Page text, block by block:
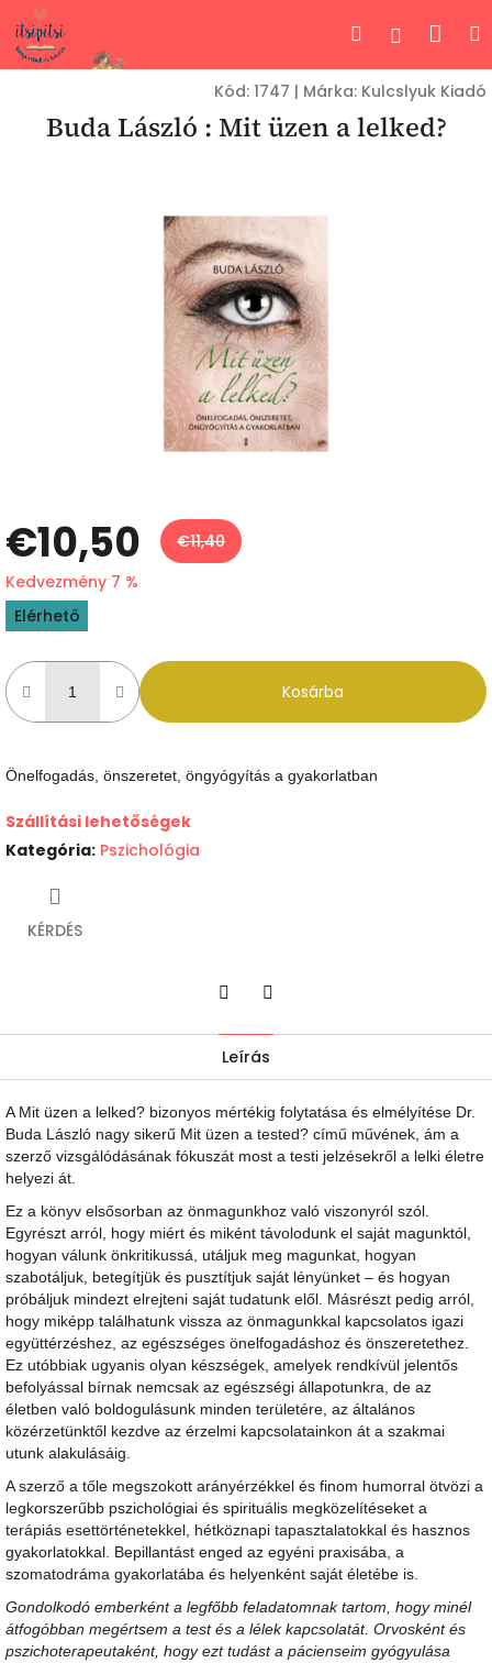
Ugrás
fő
tartalomhoz
Keresés
Kód: 1747 | Márka: Kulcslyuk Kiadó
Buda László : Mit üzen a lelked?
€10,50
€11,40
Kedvezmény 7 %
Egységár:
Elérhető
Kosárba
Önelfogadás, önszeretet, öngyógyítás a gyakorlatban
Szállítási lehetőségek
Kategória: Pszichológia
KÉRDÉS
Leírás
A Mit üzen a lelked? bizonyos mértékig folytatása és elmélyítése Dr.
Buda László nagy sikerű Mit üzen a tested? című művének, ám a
szerző vizsgálódásának fókuszát most a testi jelzésekről a lelki életre
helyezi át.
Ez a könyv elsősorban az önmagunkhoz való viszonyról szól.
Egyrészt arról, hogy miért és miként távolodunk el saját magunktól,
hogyan válunk önkritikussá, utáljuk meg magunkat, hogyan
szabotáljuk, betegítjük és pusztítjuk saját lényünket – és hogyan
próbáljuk mindezt elrejteni saját tudatunk elől. Másrészt pedig arról,
hogy miképp találhatunk vissza az önmagunkkal kapcsolatos igazi
együttérzéshez, az egészséges önelfogadáshoz és önszeretethez.
Ez utóbbiak ugyanis olyan készségek, amelyek rendkívül jelentős
befolyással bírnak nemcsak az egészségi állapotunkra, de az
életben való boldogulásunk minden területére, az általános
közérzetünktől kezdve az érzelmi kapcsolatainkon át a szakmai
utunk alakulásáig.
A szerző a tőle megszokott arányérzékkel és finom humorral ötvözi a
legkorszerűbb pszichológiai és spirituális megközelítéseket a
terápiás esettörténetekkel, hétköznapi tapasztalatokkal és hasznos
gyakorlatokkal. Bepillantást enged az egyéni praxisába, a
szomatodráma gyakorlatába és helyenként saját életébe is.
Gondolkodó emberként a legfőbb feladatomnak tartom, hogy minél
átfogóbban megértsem a test és a lélek kapcsolatát. Orvosként és
pszichoterapeutaként, hogy ezt tudást a pácienseim gyógyulása